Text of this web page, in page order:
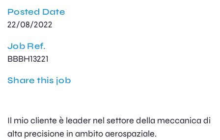
Posted Date
22/08/2022
Job Ref.
BBBH13221
Share this job
Il mio cliente è leader nel settore della meccanica di
alta precisione in ambito aerospaziale.